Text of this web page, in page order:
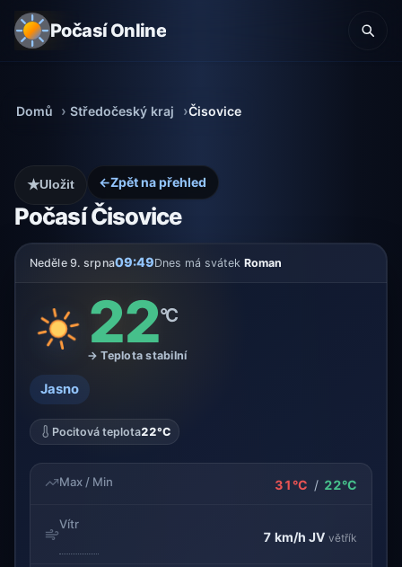
Počasí Online
Domů Středočeský kraj Čisovice
←Zpět na přehled
Počasí Čisovice
★Uložit
Neděle 9. srpna09:49Dnes má svátek Roman
22°C
→ Teplota stabilní
Jasno
Pocitová teplota22°C
Max / Min 31°C / 22°C
Vítr
7 km/h JV větřík